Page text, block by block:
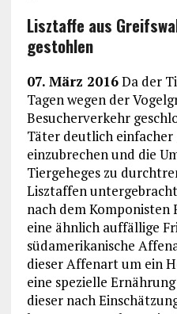
Lisztaffe aus
gestohlen
07. März 2016Da der
Tagen wegen der
Besucherverkehr
Täter deutlich einfacher
einzubrechen und die
Tiergeheges zu
Lisztaffen
nach dem Komponisten
eine ähnlich auffällige
südamerikanische
dieser Affenart um ein
eine spezielle
dieser nach